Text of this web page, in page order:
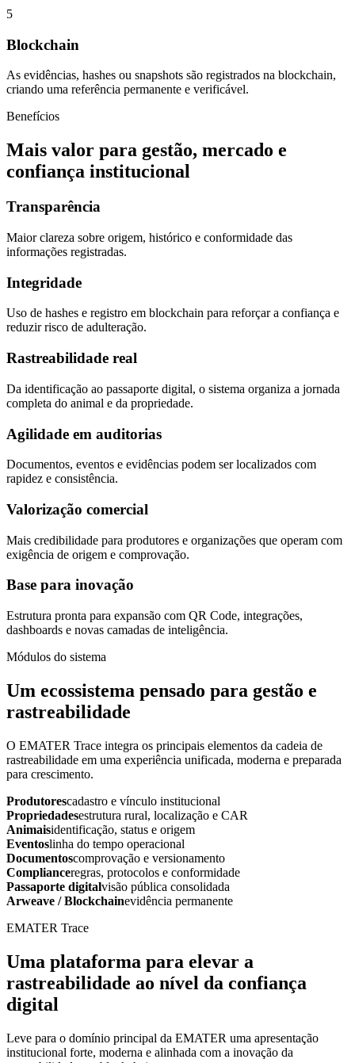
5
Blockchain
As evidências, hashes ou snapshots são registrados na blockchain,
criando uma referência permanente e verificável.
Benefícios
Mais valor para gestão, mercado e
confiança institucional
Transparência
Maior clareza sobre origem, histórico e conformidade das
informações registradas.
Integridade
Uso de hashes e registro em blockchain para reforçar a confiança e
reduzir risco de adulteração.
Rastreabilidade real
Da identificação ao passaporte digital, o sistema organiza a jornada
completa do animal e da propriedade.
Agilidade em auditorias
Documentos, eventos e evidências podem ser localizados com
rapidez e consistência.
Valorização comercial
Mais credibilidade para produtores e organizações que operam com
exigência de origem e comprovação.
Base para inovação
Estrutura pronta para expansão com QR Code, integrações,
dashboards e novas camadas de inteligência.
Módulos do sistema
Um ecossistema pensado para gestão e
rastreabilidade
O EMATER Trace integra os principais elementos da cadeia de
rastreabilidade em uma experiência unificada, moderna e preparada
para crescimento.
Produtorescadastro e vínculo institucional
Propriedadesestrutura rural, localização e CAR
Animaisidentificação, status e origem
Eventoslinha do tempo operacional
Documentoscomprovação e versionamento
Complianceregras, protocolos e conformidade
Passaporte digitalvisão pública consolidada
Arweave / Blockchainevidência permanente
EMATER Trace
Uma plataforma para elevar a
rastreabilidade ao nível da confiança
digital
Leve para o domínio principal da EMATER uma apresentação
institucional forte, moderna e alinhada com a inovação da